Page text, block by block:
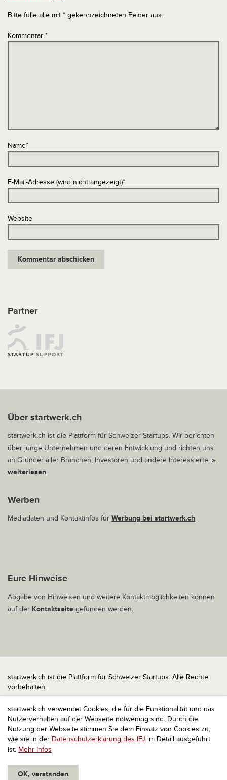
startwerk.ch verwendet Cookies, die für die Funktionalität und das
Nutzerverhalten auf der Webseite notwendig sind. Durch die
Nutzung der Webseite stimmen Sie dem Einsatz von Cookies zu,
wie sie in der Datenschutzerklärung des IFJ im Detail ausgeführt
ist. Mehr Infos
OK, verstanden
Bitte fülle alle mit * gekennzeichneten Felder aus.
Kommentar *
Name*
E-Mail-Adresse (wird nicht angezeigt)*
Website
Partner
Über startwerk.ch
startwerk.ch ist die Plattform für Schweizer Startups. Wir berichten
über junge Unternehmen und deren Entwicklung und richten uns
an Gründer aller Branchen, Investoren und andere Interessierte. »
weiterlesen
Werben
Mediadaten und Kontaktinfos für Werbung bei startwerk.ch
Eure Hinweise
Abgabe von Hinweisen und weitere Kontaktmöglichkeiten können
auf der Kontaktseite gefunden werden.
startwerk.ch ist die Plattform für Schweizer Startups. Alle Rechte
vorbehalten.
Impressum
Kontakt
nach oben